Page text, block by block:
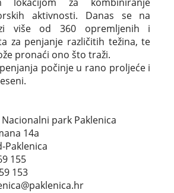
aktivnosti. Danas se na
više od 360 opremljenih i
za penjanje različitih težina, te
pronaći ono što traži.
počinje u rano proljeće i
park Paklenica
14a
Paklenica
155
153